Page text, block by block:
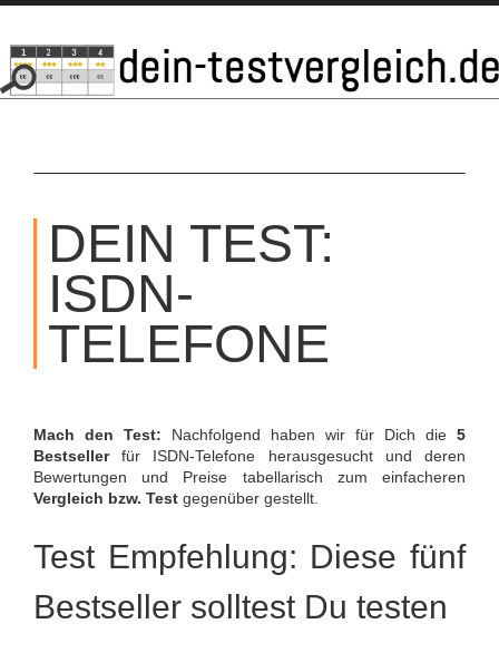
SKIP
CONTENT
DEIN TEST:
ISDN-
TELEFONE
Mach den Test: Nachfolgend haben wir für Dich die 5
Bestsellerfür ISDN-Telefone herausgesucht und deren
Bewertungen und Preise tabellarisch zum einfacheren
Vergleich bzw. Test gegenüber gestellt.
Test Empfehlung: Diese fünf
Bestseller solltest Du testen